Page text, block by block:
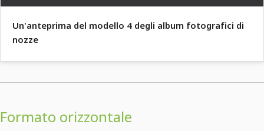
Un'anteprima del modello 4 degli album fotografici di
nozze
Formato orizzontale